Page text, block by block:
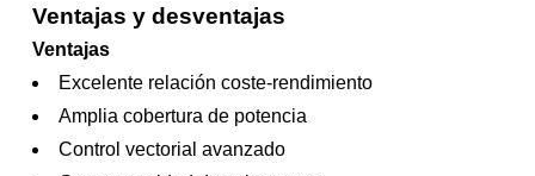
Ventajas y desventajas
Ventajas
Excelente relación coste-rendimiento
Amplia cobertura de potencia
Control vectorial avanzado